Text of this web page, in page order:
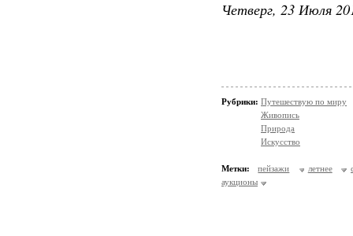
Четверг, 23 Июля
Рубрики: Путешествую по миру
Живопись
Природа
Искусство
Метки: пейзажи летнее
аукционы